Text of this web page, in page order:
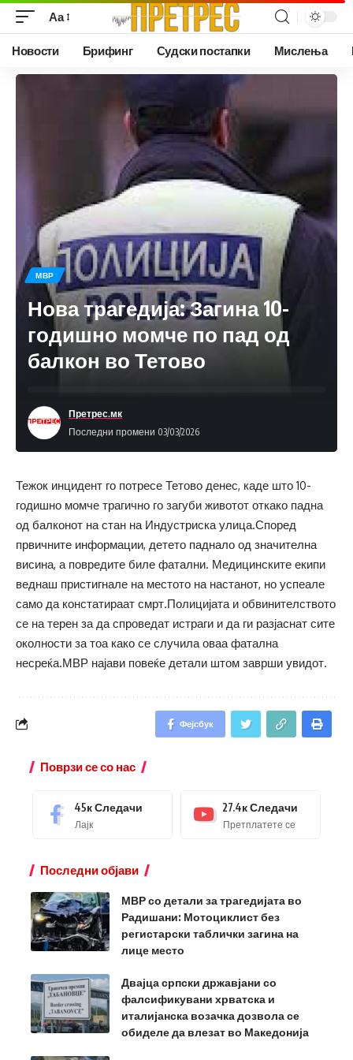
Аа
Новости Брифинг Судски постапки Мислења
МВР
Нова трагедија: Загина 10-
годишно момче по пад од
балкон во Тетово
Последни промени 03/03/2026
Претрес.мк
Тежок инцидент го потресе Тетово денес, каде што 10-
годишно момче трагично го загуби животот откако падна
од балконот на стан на Индустриска улица.Според
првичните информации, детето паднало од значителна
висина, а повредите биле фатални. Медицинските екипи
веднаш пристигнале на местото на настанот, но успеале
само да констатираат смрт.Полицијата и обвинителството
се на терен за да спроведат истраги и да ги разјаснат сите
околности за тоа како се случила оваа фатална
несреќа.МВР најави повеќе детали штом заврши увидот.
Фејсбук
Поврзи се со нас
45кСледачи
Лајк
27.4кСледачи
Претплатете се
Последни објави
МВР со детали за трагедијата во
Радишани: Мотоциклист без
регистарски таблички загина на
лице место
Двајца српски државјани со
фалсификувани хрватска и
италијанска возачка дозвола се
обиделе да влезат во Македонија